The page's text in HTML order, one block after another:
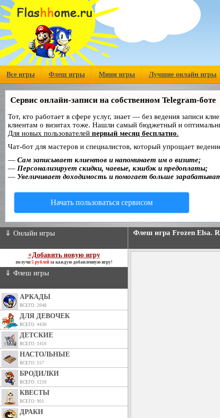
Все игры Флеш игры Мини игры Лучшие онлайн игры
Сервис онлайн-записи на собственном Telegram-боте
Тот, кто работает в сфере услуг, знает — без ведения записи
клиентам о визитах тоже. Нашли самый бюджетный и
Для новых пользователей первый месяц бесплатно.
Чат-бот для мастеров и специалистов, который упрощает
— Сам записывает клиентов и напоминает им о визите;
— Персонализирует скидки, чаевые, кэшбэк и предоплаты;
— Увеличивает доходимость и помогает больше
Начать пользоваться сервисом
⇓ Онлайн игры
+Добавить новую игру
получи 5 рублейза каждую добавленную игру!
⇓ Флеш игры
АРКАДЫ
ВСЕГО: 2048
ДЛЯ ДЕВОЧЕК
ВСЕГО: 4430
ДЕТСКИЕ
ВСЕГО: 1410
НАСТОЛЬНЫЕ
ВСЕГО: 157
БРОДИЛКИ
ВСЕГО: 1210
КВЕСТЫ
ВСЕГО: 901
ДРАКИ
Флеш игра Frozen Elsa.